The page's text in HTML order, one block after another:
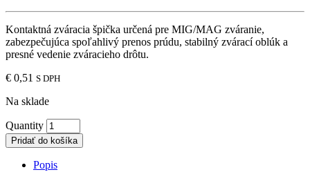
Kontaktná zváracia špička určená pre MIG/MAG zváranie,
zabezpečujúca spoľahlivý prenos prúdu, stabilný zvárací oblúk a
presné vedenie zváracieho drôtu.
€ 0,51 S DPH
Na sklade
Quantity
Pridať do košíka
Popis